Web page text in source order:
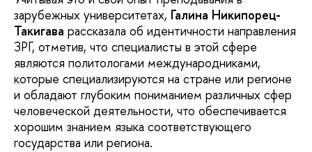
зарубежных университетах, Галина Никипорец-
Такигава рассказала об идентичности направления
ЗРГ, отметив, что специалисты в этой сфере
являются политологами международниками,
которые специализируются на стране или регионе
и обладают глубоким пониманием различных сфер
человеческой деятельности, что обеспечивается
хорошим знанием языка соответствующего
государства или региона.